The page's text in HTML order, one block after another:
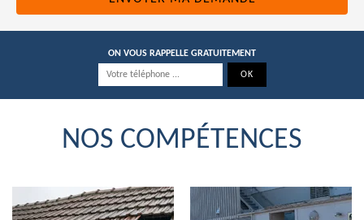
ON VOUS RAPPELLE GRATUITEMENT
NOS COMPÉTENCES